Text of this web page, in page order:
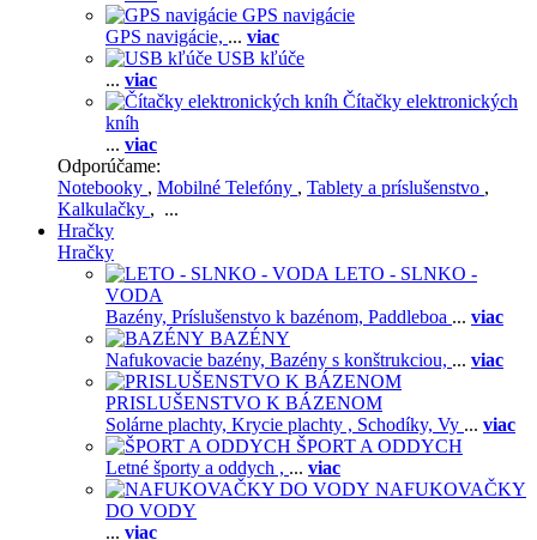
GPS navigácie
GPS navigácie, ... viac
USB kľúče
... viac
Čítačky elektronických
kníh
... viac
Odporúčame:
Notebooky , Mobilné Telefóny , Tablety a príslušenstvo ,
Kalkulačky , ...
Hračky
Hračky
LETO - SLNKO -
VODA
Bazény, Príslušenstvo k bazénom, Paddleboa ... viac
BAZÉNY
Nafukovacie bazény, Bazény s konštrukciou, ... viac
PRISLUŠENSTVO K BÁZENOM
Solárne plachty, Krycie plachty , Schodíky, Vy ... viac
ŠPORT A ODDYCH
Letné športy a oddych , ... viac
NAFUKOVAČKY
DO VODY
... viac